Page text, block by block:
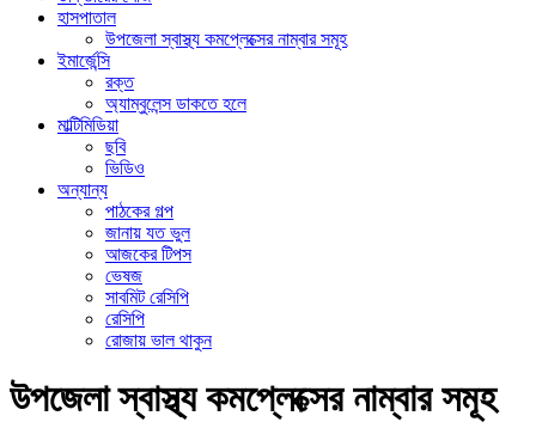
হাসপাতাল
উপজেলা স্বাস্থ্য কমপ্লেক্সের নাম্বার সমূহ
ইমার্জেন্সি
রক্ত
অ্যাম্বুলেন্স ডাকতে হলে
মাল্টিমিডিয়া
ছবি
ভিডিও
অন্যান্য
পাঠকের গল্প
জানায় যত ভুল
আজকের টিপস
ভেষজ
সাবমিট রেসিপি
রেসিপি
রোজায় ভাল থাকুন
উপজেলা স্বাস্থ্য কমপ্লেক্সের নাম্বার সমূহ